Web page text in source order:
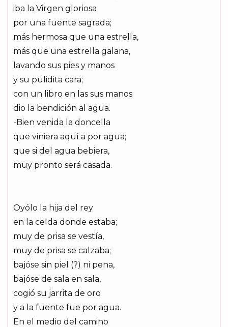
iba la Virgen gloriosa
por una fuente sagrada;
más hermosa que una estrella,
más que una estrella galana,
lavando sus pies y manos
y su pulidita cara;
con un libro en las sus manos
dio la bendición al agua.
-Bien venida la doncella
que viniera aquí a por agua;
que si del agua bebiera,
muy pronto será casada.
Oyólo la hija del rey
en la celda donde estaba;
muy de prisa se vestía,
muy de prisa se calzaba;
bajóse sin piel (?) ni pena,
bajóse de sala en sala,
cogió su jarrita de oro
y a la fuente fue por agua.
En el medio del camino